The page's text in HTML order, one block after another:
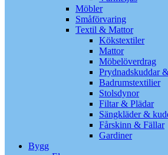
Möbler
Småförvaring
Textil & Mattor
Kökstextiler
Mattor
Möbelöverdrag
Prydnadskuddar
Badrumstextilier
Stolsdynor
Filtar & Plädar
Sängkläder &
Fårskinn & Fällar
Gardiner
Bygg